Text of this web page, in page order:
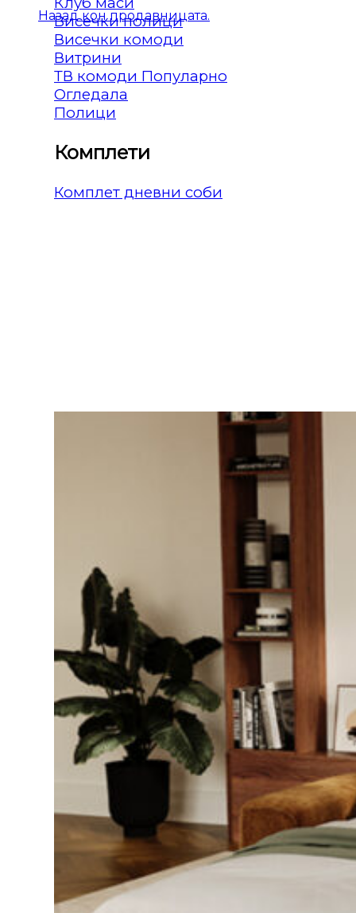
Назад кон продавницата.
Висечки полици
Висечки комоди
Витрини
ТВ комоди
Огледала
Полици
Комплети
Комплет дневни соби